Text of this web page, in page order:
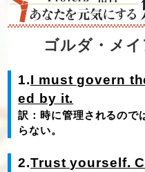
ゴルダ・メ
1.I must govern
ed by it.
訳：時に管理されるので
らない。
2.Trust yourself.